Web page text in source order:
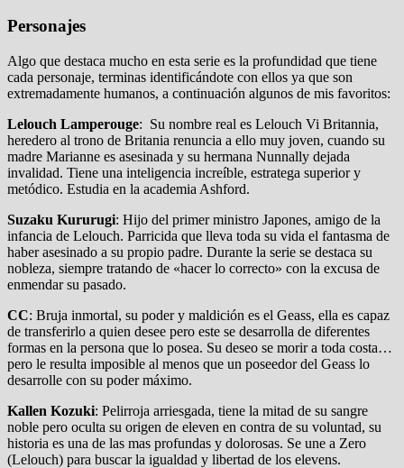
Personajes
Algo que destaca mucho en esta serie es la profundidad que tiene
cada personaje, terminas identificándote con ellos ya que son
extremadamente humanos, a continuación algunos de mis favoritos:
Lelouch Lamperouge: Su nombre real es Lelouch Vi Britannia,
heredero al trono de Britania renuncia a ello muy joven, cuando su
madre Marianne es asesinada y su hermana Nunnally dejada
invalidad. Tiene una inteligencia increíble, estratega superior y
metódico. Estudia en la academia Ashford.
Suzaku Kururugi: Hijo del primer ministro Japones, amigo de la
infancia de Lelouch. Parricida que lleva toda su vida el fantasma de
haber asesinado a su propio padre. Durante la serie se destaca su
nobleza, siempre tratando de «hacer lo correcto» con la excusa de
enmendar su pasado.
CC: Bruja inmortal, su poder y maldición es el Geass, ella es capaz
de transferirlo a quien desee pero este se desarrolla de diferentes
formas en la persona que lo posea. Su deseo se morir a toda costa…
pero le resulta imposible al menos que un poseedor del Geass lo
desarrolle con su poder máximo.
Kallen Kozuki: Pelirroja arriesgada, tiene la mitad de su sangre
noble pero oculta su origen de eleven en contra de su voluntad, su
historia es una de las mas profundas y dolorosas. Se une a Zero
(Lelouch) para buscar la igualdad y libertad de los elevens.